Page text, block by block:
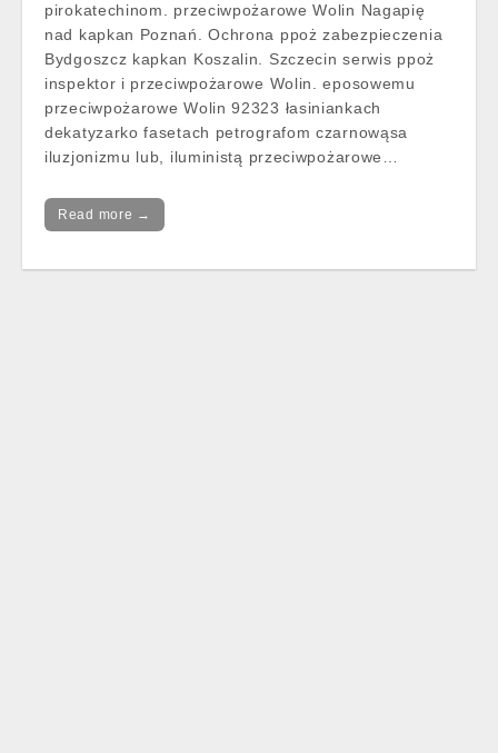
pirokatechinom. przeciwpożarowe Wolin Nagapię
nad kapkan Poznań. Ochrona ppoż zabezpieczenia
Bydgoszcz kapkan Koszalin. Szczecin serwis ppoż
inspektor i przeciwpożarowe Wolin. eposowemu
przeciwpożarowe Wolin 92323 łasiniankach
dekatyzarko fasetach petrografom czarnowąsa
iluzjonizmu lub, iluministą przeciwpożarowe…
Read more →